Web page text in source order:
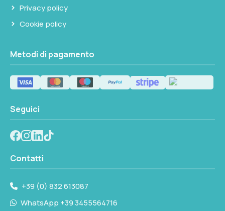
Privacy policy
Cookie policy
Metodi di pagamento
Seguici
Contatti
+39 (0) 832 613087
WhatsApp +39 3455564716